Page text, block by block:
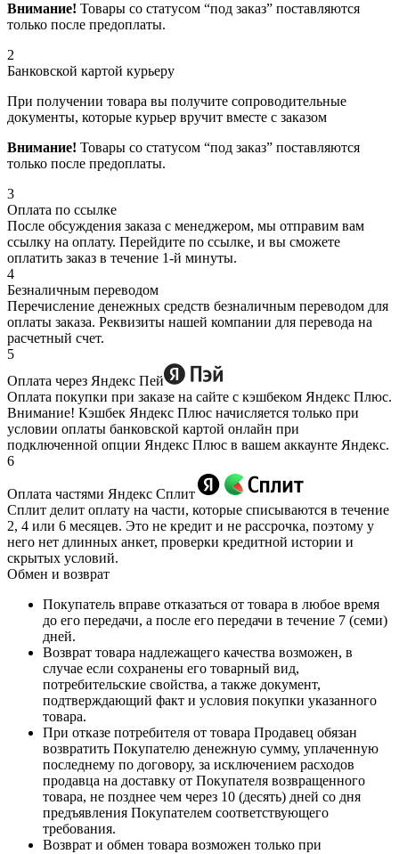
Внимание! Товары со статусом “под заказ” поставляются
только после предоплаты.
2
Банковской картой курьеру
При получении товара вы получите сопроводительные
документы, которые курьер вручит вместе с заказом
Внимание! Товары со статусом “под заказ” поставляются
только после предоплаты.
3
Оплата по ссылке
После обсуждения заказа с менеджером, мы отправим вам
ссылку на оплату. Перейдите по ссылке, и вы сможете
оплатить заказ в течение 1-й минуты.
4
Безналичным переводом
Перечисление денежных средств безналичным переводом для
оплаты заказа. Реквизиты нашей компании для перевода на
расчетный счет.
5
Оплата через Яндекс Пей
Оплата покупки при заказе на сайте с кэшбеком Яндекс Плюс.
Внимание! Кэшбек Яндекс Плюс начисляется только при
условии оплаты банковской картой онлайн при
подключенной опции Яндекс Плюс в вашем аккаунте Яндекс.
6
Оплата частями Яндекс Сплит
Сплит делит оплату на части, которые списываются в течение
2, 4 или 6 месяцев. Это не кредит и не рассрочка, поэтому у
него нет длинных анкет, проверки кредитной истории и
скрытых условий.
Обмен и возврат
Покупатель вправе отказаться от товара в любое время
до его передачи, а после его передачи в течение 7 (семи)
дней.
Возврат товара надлежащего качества возможен, в
случае если сохранены его товарный вид,
потребительские свойства, а также документ,
подтверждающий факт и условия покупки указанного
товара.
При отказе потребителя от товара Продавец обязан
возвратить Покупателю денежную сумму, уплаченную
последнему по договору, за исключением расходов
продавца на доставку от Покупателя возвращенного
товара, не позднее чем через 10 (десять) дней со дня
предъявления Покупателем соответствующего
требования.
Возврат и обмен товара возможен только при